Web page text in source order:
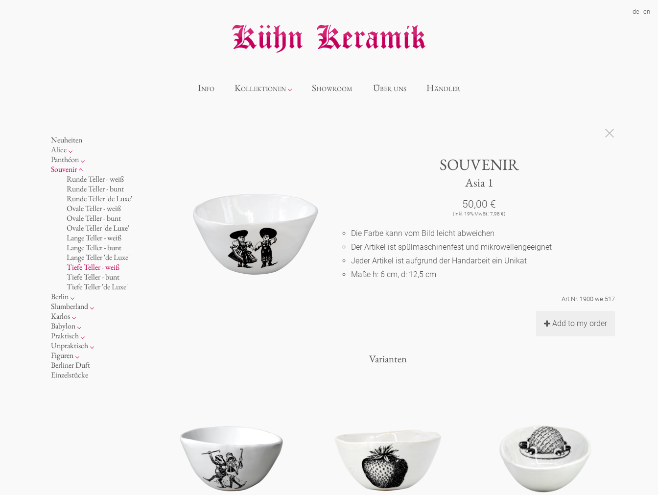
de en
Info Kollektionen
Berlin
Figuren
Berliner Duft
Showroom Über uns Händler
Neuheiten
Alice
Porzellan
Ozean
Tassen 'Glam' weiß
Tassen - weiß
Tassen 'Glam'
Tassen 'de Luxe'
Becher
Becher 'de Luxe'
Schalen
Milchkännchen
Panthéon
Persönlichkeiten
Schriftsteller
Schauspieler
Künstler
Mode
Koch
Königlich
Humor
klassische Musiker
zeitgenössische Musiker
Souvenir
Runde Teller - weiß
Runde Teller - bunt
Runde Teller 'de Luxe'
Ovale Teller - weiß
Ovale Teller - bunt
Ovale Teller 'de Luxe'
Lange Teller - weiß
Lange Teller - bunt
Lange Teller 'de Luxe'
Tiefe Teller - weiß
Tiefe Teller - bunt
Tiefe Teller 'de Luxe'
Berlin
Noël
Tassen
Teller
zum Servieren
Aschenbecher
Slumberland
Kuchenteller
Teekanne
Etagere
amuse gueule
Karlos
Fressnapf
Vasen 'de Luxe'
Vasen
Dosen
Kerzenständer
Babylon
Korb 'de Luxe'
Schalen 'de Luxe'
Weiß
Goldener Käfig
Praktisch
Hände und Füße
Bad
Räucherstäbchenhalter
Schnickschnack
Unpraktisch
Spielen
Dies & Das
Buchstaben
Figuren
Schachspiel Alice
Porzellanfiguren
Berliner Duft
Einzelstücke
SOUVENIR
Asia 1
50,00 €
(Inkl. 19% MwSt.: 7,98 €)
Die Farbe kann vom Bild leicht abweichen
Der Artikel ist spülmaschinenfest und mikrowellengeeignet
Jeder Artikel ist aufgrund der Handarbeit ein Unikat
Maße h: 6 cm, d: 12,5 cm
Art.Nr. 1900.we.517
Add to my order
Varianten